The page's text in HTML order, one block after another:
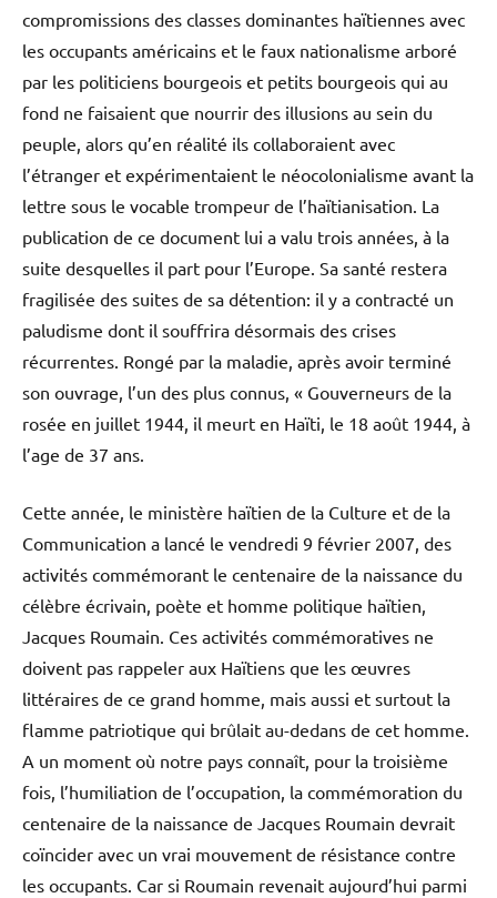
compromissions des classes dominantes haïtiennes avec
les occupants américains et le faux nationalisme arboré
par les politiciens bourgeois et petits bourgeois qui au
fond ne faisaient que nourrir des illusions au sein du
peuple, alors qu’en réalité ils collaboraient avec
l’étranger et expérimentaient le néocolonialisme avant la
lettre sous le vocable trompeur de l’haïtianisation. La
publication de ce document lui a valu trois années, à la
suite desquelles il part pour l’Europe. Sa santé restera
fragilisée des suites de sa détention: il y a contracté un
paludisme dont il souffrira désormais des crises
récurrentes. Rongé par la maladie, après avoir terminé
son ouvrage, l’un des plus connus, « Gouverneurs de la
rosée en juillet 1944, il meurt en Haïti, le 18 août 1944, à
l’age de 37 ans.
Cette année, le ministère haïtien de la Culture et de la
Communication a lancé le vendredi 9 février 2007, des
activités commémorant le centenaire de la naissance du
célèbre écrivain, poète et homme politique haïtien,
Jacques Roumain. Ces activités commémoratives ne
doivent pas rappeler aux Haïtiens que les œuvres
littéraires de ce grand homme, mais aussi et surtout la
flamme patriotique qui brûlait au-dedans de cet homme.
A un moment où notre pays connaît, pour la troisième
fois, l’humiliation de l’occupation, la commémoration du
centenaire de la naissance de Jacques Roumain devrait
coïncider avec un vrai mouvement de résistance contre
les occupants. Car si Roumain revenait aujourd’hui parmi